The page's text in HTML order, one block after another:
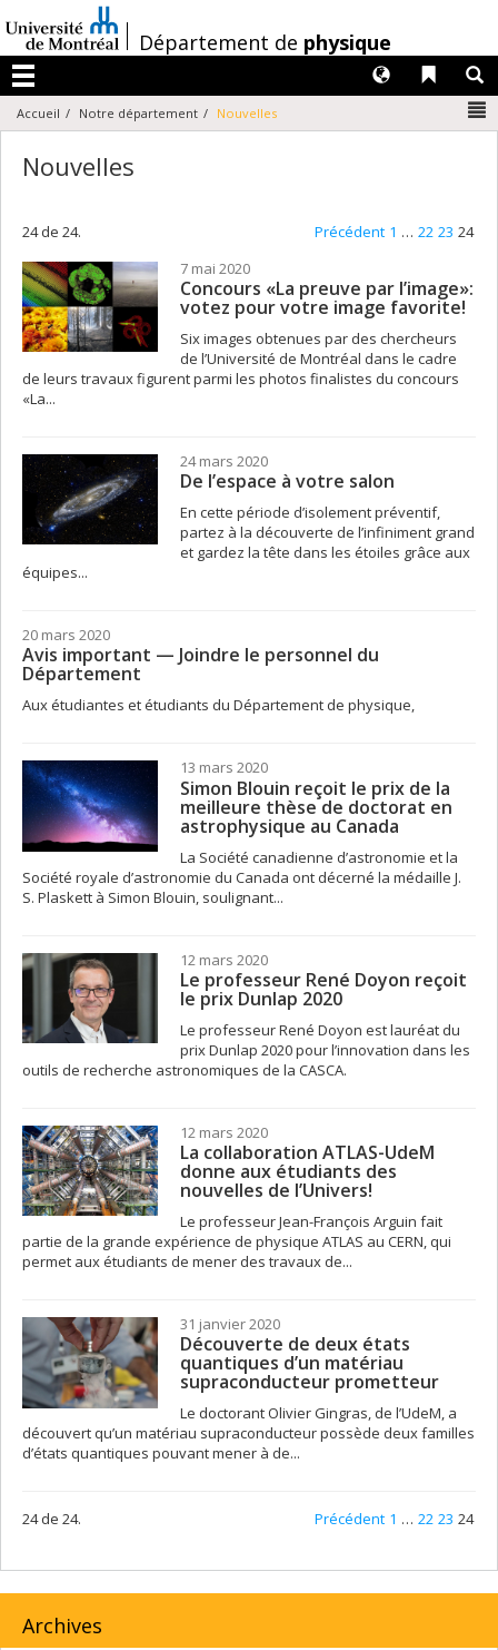
au
contenu
/Département de physique
Menu
Liens
Langues
Accueil Notre département Nouvelles
Nouvelles
24 de 24. Précédent 1 … 22 23 24
7 mai 2020
Concours «La preuve par l’image»:
votez pour votre image favorite!
Six images obtenues par des chercheurs
de l’Université de Montréal dans le cadre
de leurs travaux figurent parmi les photos finalistes du concours
«La...
24 mars 2020
De l’espace à votre salon
En cette période d’isolement préventif,
partez à la découverte de l’infiniment grand
et gardez la tête dans les étoiles grâce aux
équipes...
20 mars 2020
Avis important — Joindre le personnel du
Département
Aux étudiantes et étudiants du Département de physique,
13 mars 2020
Simon Blouin reçoit le prix de la
meilleure thèse de doctorat en
astrophysique au Canada
La Société canadienne d’astronomie et la
Société royale d’astronomie du Canada ont décerné la médaille J.
S. Plaskett à Simon Blouin, soulignant...
12 mars 2020
Le professeur René Doyon reçoit
le prix Dunlap 2020
Le professeur René Doyon est lauréat du
prix Dunlap 2020 pour l’innovation dans les
outils de recherche astronomiques de la CASCA.
12 mars 2020
La collaboration ATLAS-UdeM
donne aux étudiants des
nouvelles de l’Univers!
Le professeur Jean-François Arguin fait
partie de la grande expérience de physique ATLAS au CERN, qui
permet aux étudiants de mener des travaux de...
31 janvier 2020
Découverte de deux états
quantiques d’un matériau
supraconducteur prometteur
Le doctorant Olivier Gingras, de l’UdeM, a
découvert qu’un matériau supraconducteur possède deux familles
d’états quantiques pouvant mener à de...
24 de 24. Précédent 1 … 22 23 24
Archives